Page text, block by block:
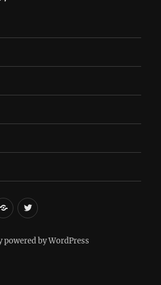
LiveJournal
Twitter
powered by WordPress